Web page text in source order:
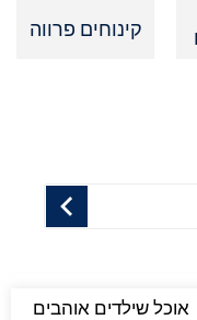
קינוחים פרווה
אוכל שילדים אוהבים